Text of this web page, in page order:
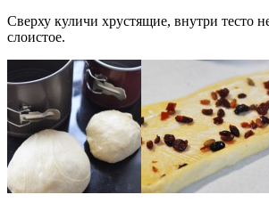
Сверху куличи хрустящие, внутри тесто
слоистое.